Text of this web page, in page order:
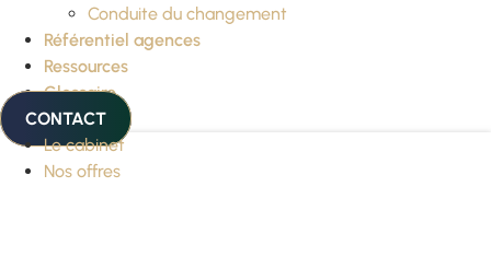
Conduite du changement
Référentiel agences
Ressources
Glossaire
CONTACT
Le cabinet
Nos offres